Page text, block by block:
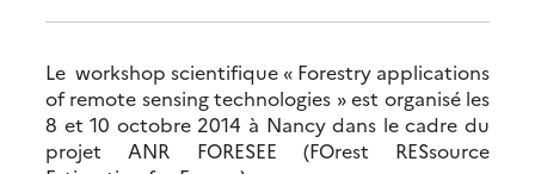
Le workshop scientifique « Forestry applications
of remote sensing technologies » est organisé les
8 et 10 octobre 2014 à Nancy dans le cadre du
projet ANR FORESEE (FOrest RESsource